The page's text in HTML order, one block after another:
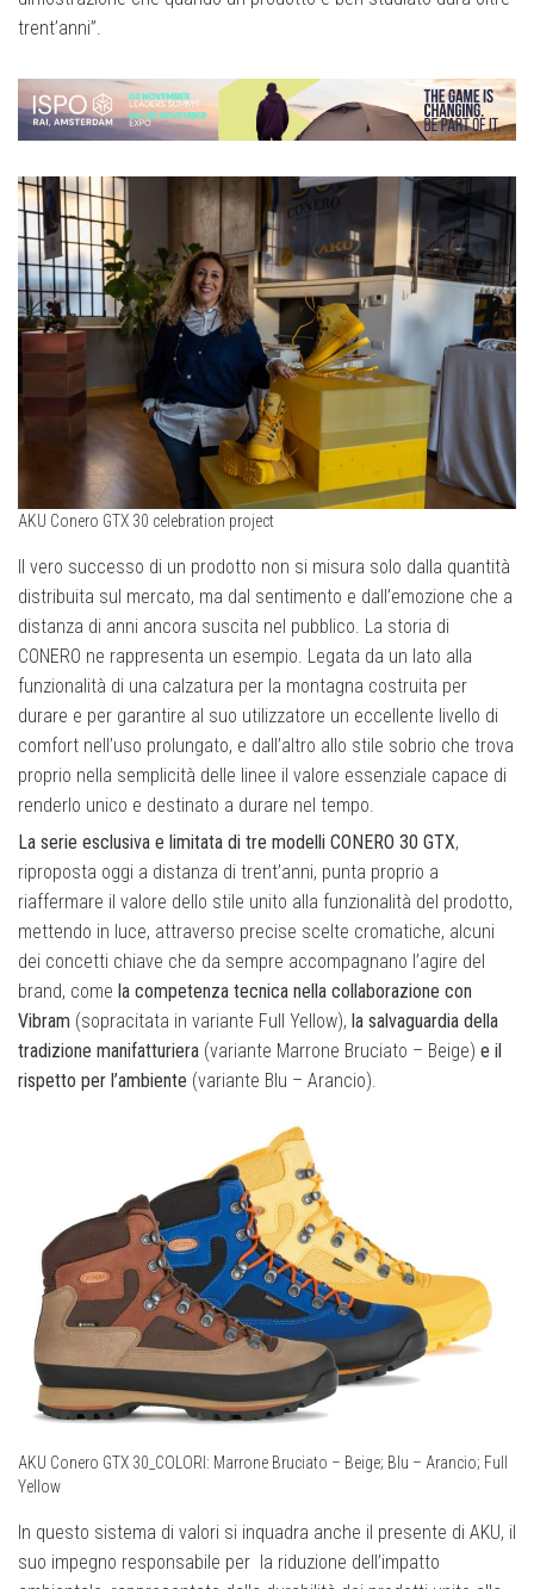
trent’anni”.
AKU Conero GTX 30 celebration project
Il vero successo di un prodotto non si misura solo dalla quantità
distribuita sul mercato, ma dal sentimento e dall’emozione che a
distanza di anni ancora suscita nel pubblico. La storia di
CONERO ne rappresenta un esempio. Legata da un lato alla
funzionalità di una calzatura per la montagna costruita per
durare e per garantire al suo utilizzatore un eccellente livello di
comfort nell’uso prolungato, e dall’altro allo stile sobrio che trova
proprio nella semplicità delle linee il valore essenziale capace di
renderlo unico e destinato a durare nel tempo.
La serie esclusiva e limitata di tre modelli CONERO 30 GTX,
riproposta oggi a distanza di trent’anni, punta proprio a
riaffermare il valore dello stile unito alla funzionalità del prodotto,
mettendo in luce, attraverso precise scelte cromatiche, alcuni
dei concetti chiave che da sempre accompagnano l’agire del
brand, come la competenza tecnica nella collaborazione con
Vibram (sopracitata in variante Full Yellow), la salvaguardia della
tradizione manifatturiera (variante Marrone Bruciato – Beige) e il
rispetto per l’ambiente (variante Blu – Arancio).
AKU Conero GTX 30_COLORI: Marrone Bruciato – Beige; Blu – Arancio; Full
Yellow
In questo sistema di valori si inquadra anche il presente di AKU, il
suo impegno responsabile per la riduzione dell’impatto